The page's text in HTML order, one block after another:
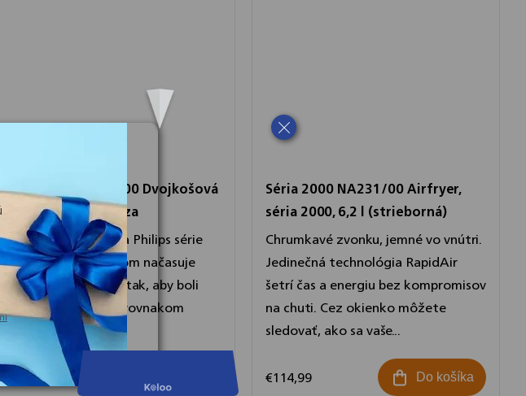
Séria 3000 NA352/00 Dvojkošová
teplovzdušná fritéza
€170,69
Teplovzdušná fritéza Philips série
3000 s dvojitým košom načasuje
prípravu dvoch jedál tak, aby boli
teplé a pripravené v rovnakom
čase....
Séria 2000 NA231/00 Airfryer,
séria 2000, 6,2 l (strieborná)
€114,99 Do košíka
Chrumkavé zvonku, jemné vo vnútri.
Jedinečná technológia RapidAir
šetrí čas a energiu bez kompromisov
na chuti. Cez okienko môžete
sledovať, ako sa vaše...